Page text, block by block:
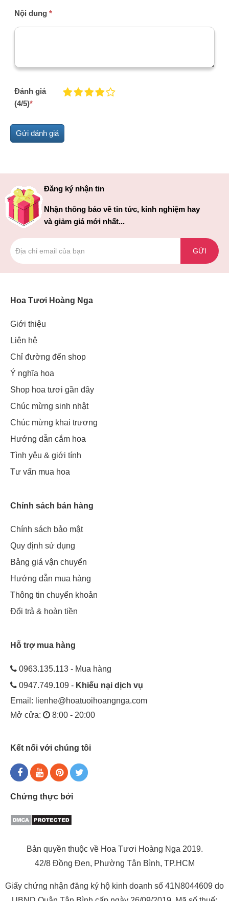
Nội dung *
Đánh giá
(4/5)*
Đăng ký nhận tin
Nhận thông báo về tin tức, kinh nghiệm hay
và giảm giá mới nhất...
GỬI
Hoa Tươi Hoàng Nga
Giới thiệu
Liên hệ
Chỉ đường đến shop
Ý nghĩa hoa
Shop hoa tươi gần đây
Chúc mừng sinh nhật
Chúc mừng khai trương
Hướng dẫn cắm hoa
Tình yêu & giới tính
Tư vấn mua hoa
Chính sách bán hàng
Chính sách bảo mật
Quy định sử dụng
Bảng giá vận chuyển
Hướng dẫn mua hàng
Thông tin chuyển khoản
Đổi trả & hoàn tiền
Hỗ trợ mua hàng
0963.135.113 - Mua hàng
0947.749.109 - Khiếu nại dịch vụ
Email: lienhe@hoatuoihoangnga.com
Mở cửa:
8:00 - 20:00
Kết nối với chúng tôi
Chứng thực bởi
Bản quyền thuộc về Hoa Tươi Hoàng Nga 2019.
42/8 Đồng Đen, Phường Tân Bình, TP.HCM
Giấy chứng nhận đăng ký hộ kinh doanh số 41N8044609 do